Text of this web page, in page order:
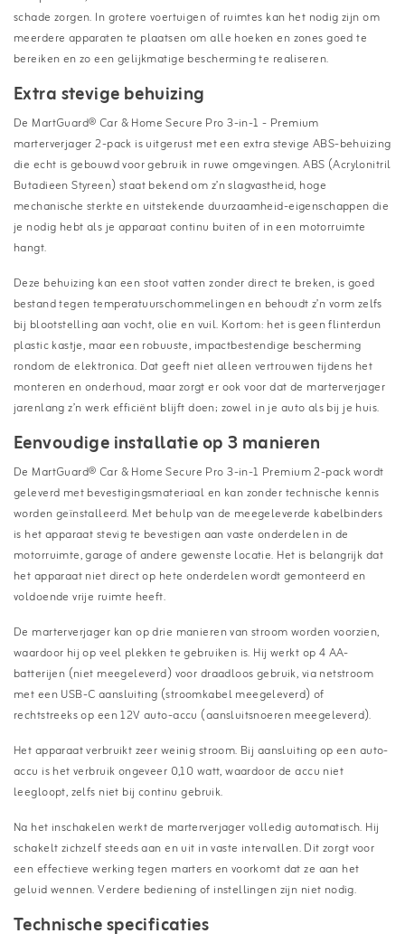
schade zorgen. In grotere voertuigen of ruimtes kan het nodig zijn om
meerdere apparaten te plaatsen om alle hoeken en zones goed te
bereiken en zo een gelijkmatige bescherming te realiseren.
Extra stevige behuizing
De MartGuard® Car & Home Secure Pro 3-in-1 - Premium
marterverjager 2-pack is uitgerust met een extra stevige ABS-behuizing
die echt is gebouwd voor gebruik in ruwe omgevingen. ABS (Acrylonitril
Butadieen Styreen) staat bekend om z’n slagvastheid, hoge
mechanische sterkte en uitstekende duurzaamheid-eigenschappen die
je nodig hebt als je apparaat continu buiten of in een motorruimte
hangt.
Deze behuizing kan een stoot vatten zonder direct te breken, is goed
bestand tegen temperatuurschommelingen en behoudt z’n vorm zelfs
bij blootstelling aan vocht, olie en vuil. Kortom: het is geen flinterdun
plastic kastje, maar een robuuste, impactbestendige bescherming
rondom de elektronica. Dat geeft niet alleen vertrouwen tijdens het
monteren en onderhoud, maar zorgt er ook voor dat de marterverjager
jarenlang z’n werk efficiënt blijft doen; zowel in je auto als bij je huis.
Eenvoudige installatie op 3 manieren
De MartGuard® Car & Home Secure Pro 3-in-1 Premium 2-pack wordt
geleverd met bevestigingsmateriaal en kan zonder technische kennis
worden geïnstalleerd. Met behulp van de meegeleverde kabelbinders
is het apparaat stevig te bevestigen aan vaste onderdelen in de
motorruimte, garage of andere gewenste locatie. Het is belangrijk dat
het apparaat niet direct op hete onderdelen wordt gemonteerd en
voldoende vrije ruimte heeft.
De marterverjager kan op drie manieren van stroom worden voorzien,
waardoor hij op veel plekken te gebruiken is. Hij werkt op 4 AA-
batterijen (niet meegeleverd) voor draadloos gebruik, via netstroom
met een USB-C aansluiting (stroomkabel meegeleverd) of
rechtstreeks op een 12V auto-accu (aansluitsnoeren meegeleverd).
Het apparaat verbruikt zeer weinig stroom. Bij aansluiting op een auto-
accu is het verbruik ongeveer 0,10 watt, waardoor de accu niet
leegloopt, zelfs niet bij continu gebruik.
Na het inschakelen werkt de marterverjager volledig automatisch. Hij
schakelt zichzelf steeds aan en uit in vaste intervallen. Dit zorgt voor
een effectieve werking tegen marters en voorkomt dat ze aan het
geluid wennen. Verdere bediening of instellingen zijn niet nodig.
Technische specificaties